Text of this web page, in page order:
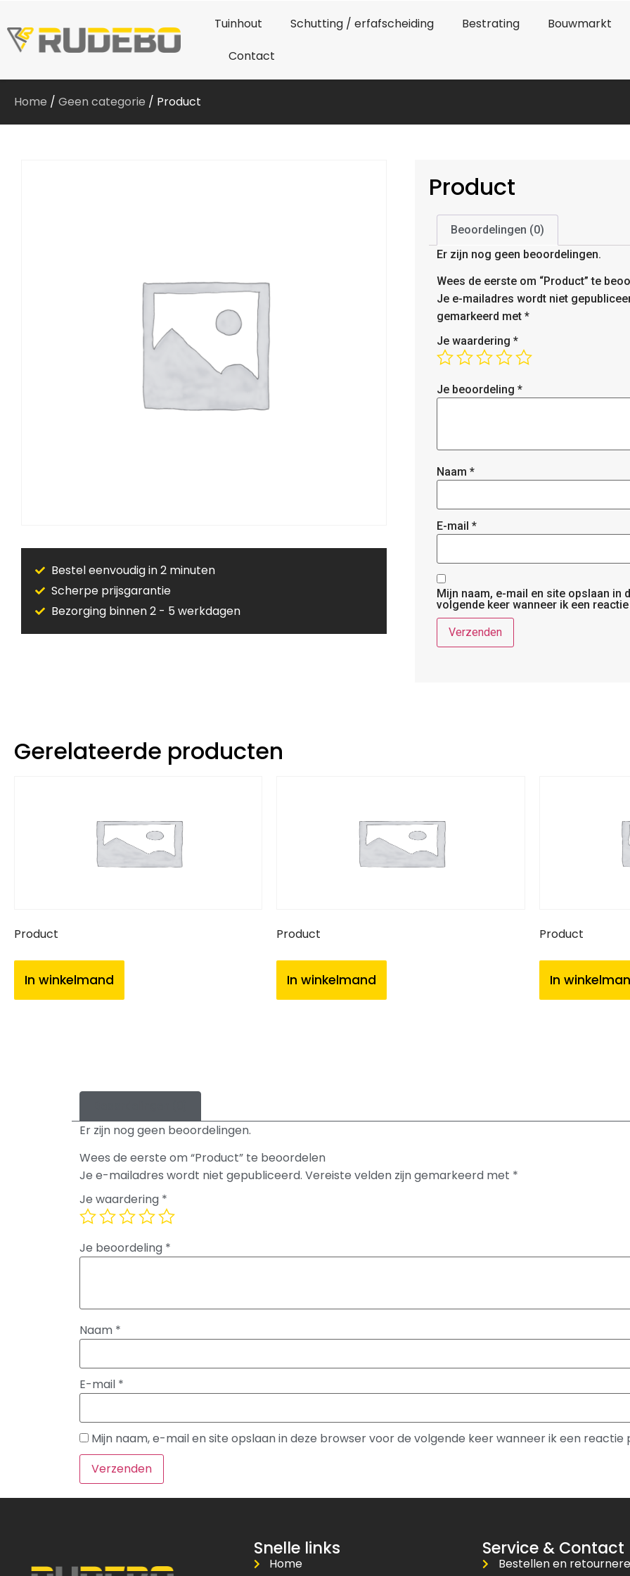
Tuinhout Schutting / erfafscheiding Bestrating
Bouwmarkt
Contact
Home / Geen categorie / Product
Bestel eenvoudig in 2 minuten
Scherpe prijsgarantie
Bezorging binnen 2 - 5 werkdagen
Product
Beoordelingen (0)
Er zijn nog geen beoordelingen.
Wees de eerste om “Product” te
Je e-mailadres wordt niet
gemarkeerd met *
Je waardering *
Je beoordeling *
Naam *
E-mail *
Mijn naam, e-mail en site opslaan in
volgende keer wanneer ik een
Gerelateerde producten
Product
In winkelmand
Product
In winkelmand
Product
In
Er zijn nog geen beoordelingen.
Wees de eerste om “Product” te beoordelen
Je e-mailadres wordt niet gepubliceerd. Vereiste velden zijn gemarkeerd met *
Je waardering *
Je beoordeling *
Naam *
E-mail *
Mijn naam, e-mail en site opslaan in deze browser voor de volgende keer wanneer ik een reactie
Snelle links
Home
Service & Contact
Bestellen en